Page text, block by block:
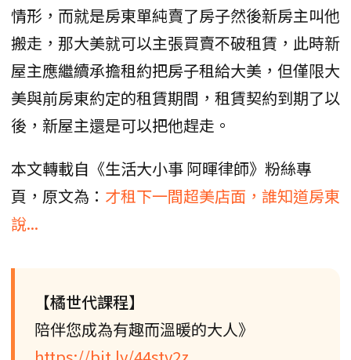
情形，而就是房東單純賣了房子然後新房主叫他
搬走，那大美就可以主張買賣不破租賃，此時新
屋主應繼續承擔租約把房子租給大美，但僅限大
美與前房東約定的租賃期間，租賃契約到期了以
後，新屋主還是可以把他趕走。
本文轉載自《生活大小事 阿暉律師》粉絲專
頁，原文為： 才租下一間超美店面，誰知道房東
說...
【橘世代課程】
陪伴您成為有趣而溫暖的大人》